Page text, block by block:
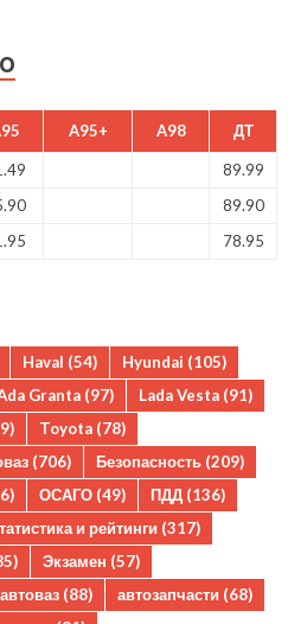
A95+ A98 ДТ
89.99
89.90
78.95
Haval (54) Hyundai (105)
Granta (97) Lada Vesta (91)
Toyota (78)
(706) Безопасность (209)
ОСАГО (49) ПДД (136)
и рейтинги (317)
Экзамен (57)
автоваз (88) автозапчасти (68)